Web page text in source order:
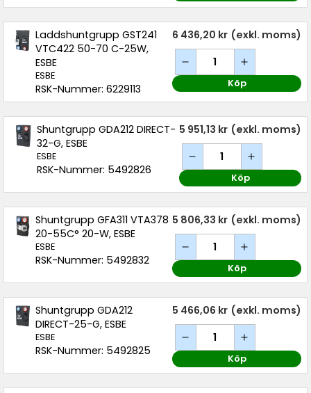
Laddshuntgrupp GST241
VTC422 50-70 C-25W,
ESBE
ESBE
RSK-Nummer: 6229113
6 436,20 kr (exkl. moms)
Köp
Shuntgrupp GDA212 DIRECT-
32-G, ESBE
ESBE
RSK-Nummer: 5492826
5 951,13 kr (exkl. moms)
Köp
Shuntgrupp GFA311 VTA378
20-55C° 20-W, ESBE
ESBE
RSK-Nummer: 5492832
5 806,33 kr (exkl. moms)
Köp
Shuntgrupp GDA212
DIRECT-25-G, ESBE
ESBE
RSK-Nummer: 5492825
5 466,06 kr (exkl. moms)
Köp